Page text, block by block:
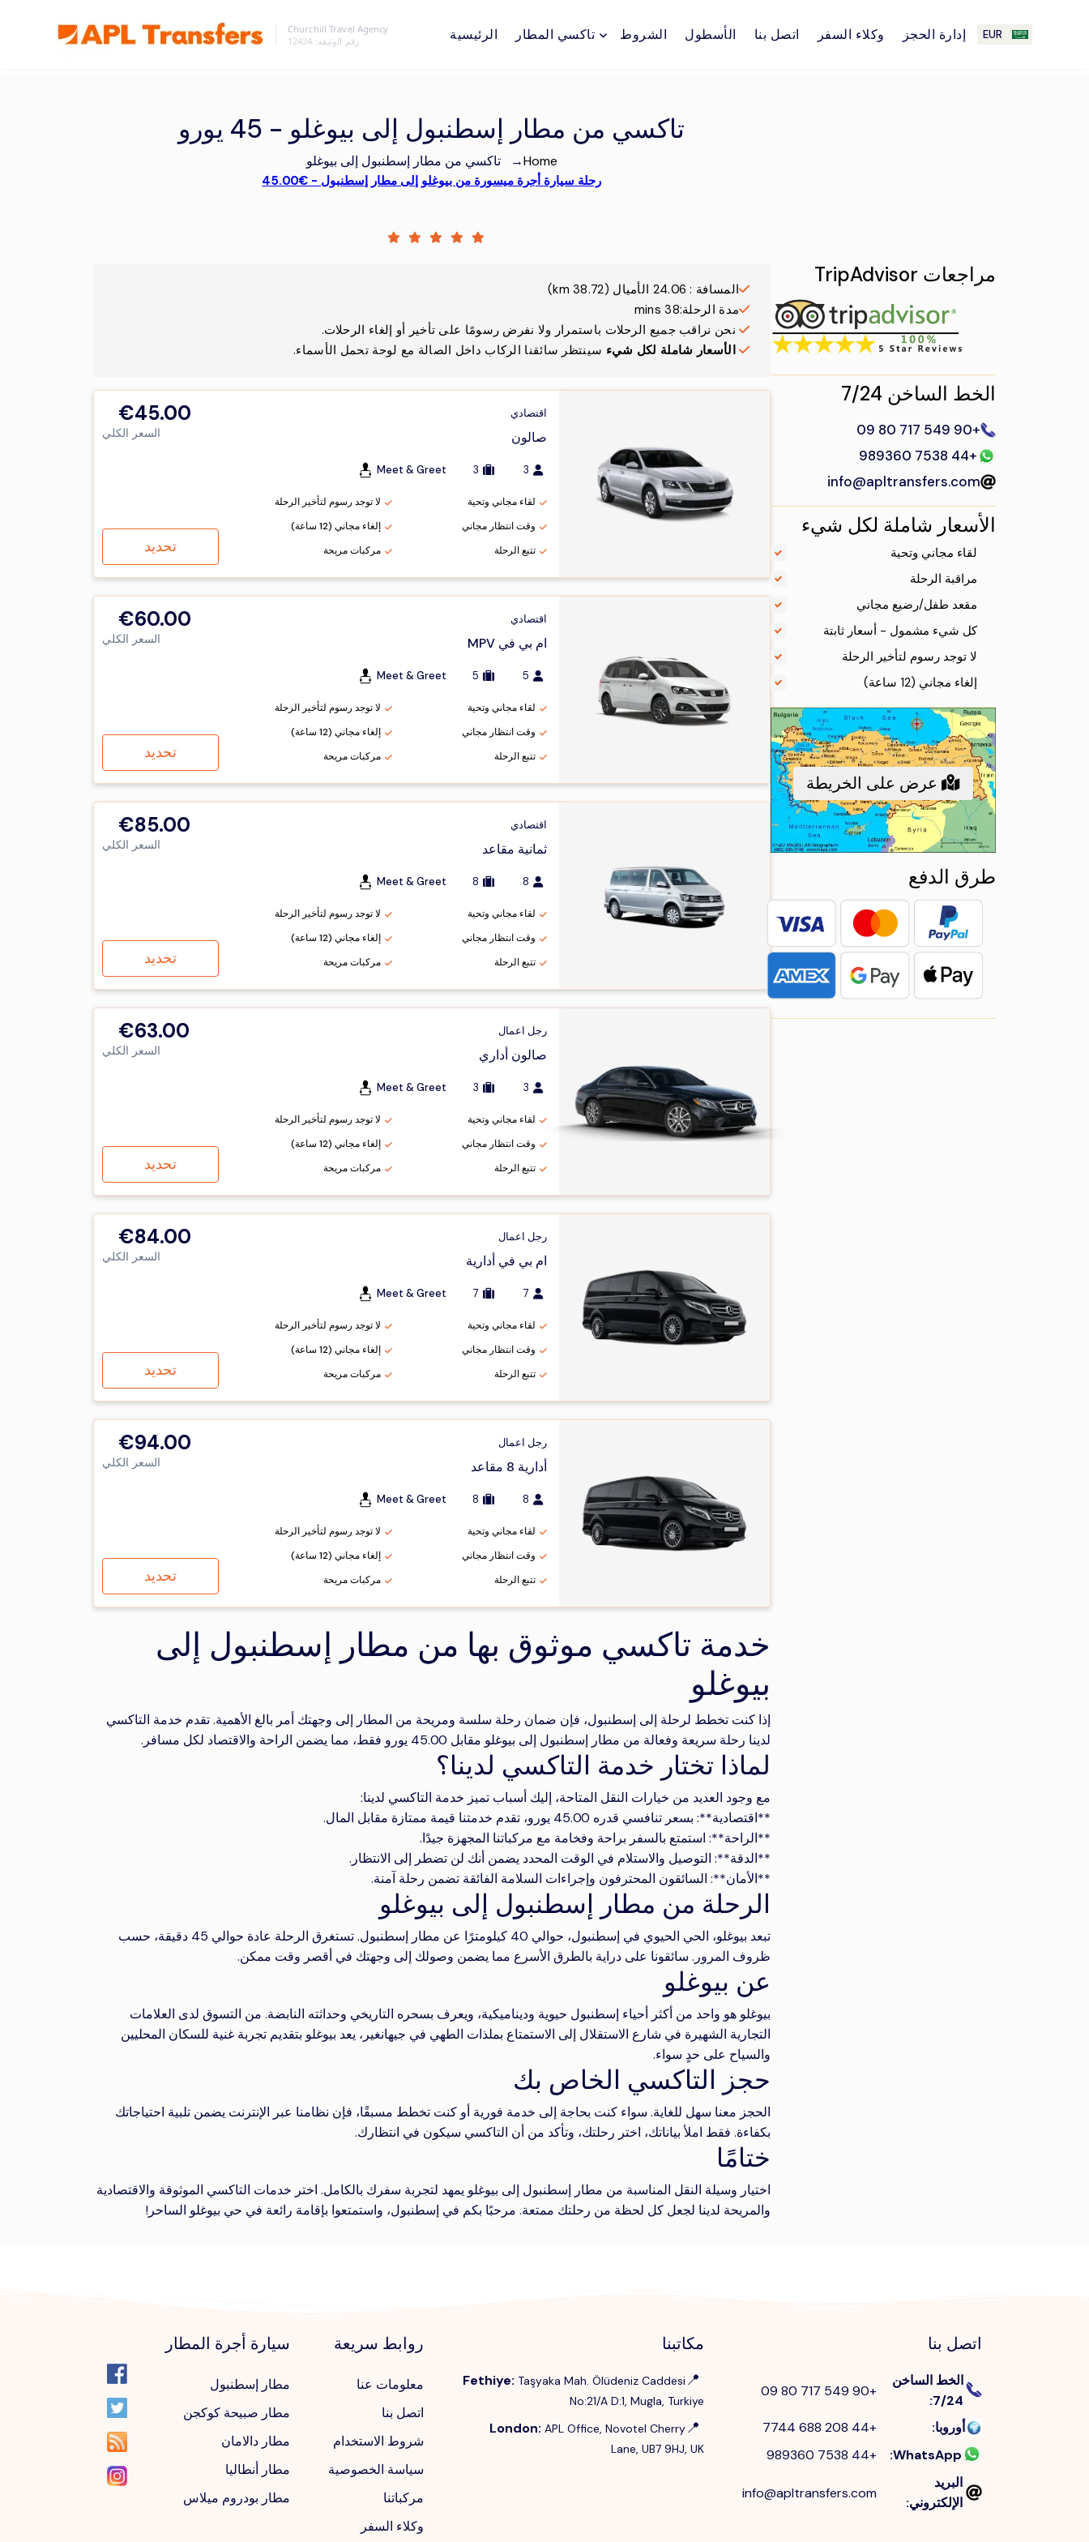
Churchill Travel Agency
رقم الوثيقة: 12424 الرئيسية تاكسي المطار الشروط الأسطول اتصل بنا وكلاء السفر إدارة الحجز EUR
مراجعات TripAdvisor
الخط الساخن 7/24
+90 549 717 80 09
+44 7538 989360
info@apltransfers.com
الأسعار شاملة لكل شيء
لقاء مجاني وتحية
مراقبة الرحلة
مقعد طفل/رضيع مجاني
كل شيء مشمول - أسعار ثابتة
لا توجد رسوم لتأخير الرحلة
إلغاء مجاني (12 ساعة)
عرض على الخريطة
طرق الدفع
تاكسي من مطار إسطنبول إلى بيوغلو - 45 يورو
Home
→ تاكسي من مطار إسطنبول إلى بيوغلو
رحلة سيارة أجرة ميسورة من بيوغلو إلى مطار إسطنبول - €45.00
المسافة :
24.06 الأميال (
38.72
km)
مدة الرحلة:
38 mins
نحن نراقب جميع الرحلات باستمرار ولا نفرض رسومًا على تأخير أو إلغاء الرحلات.
الأسعار شاملة لكل شيء سينتظر سائقنا الركاب داخل الصالة مع لوحة تحمل الأسماء.
اقتصادي
صالون
3
3
Meet & Greet
لقاء مجاني وتحية
لا توجد رسوم لتأخير الرحلة
وقت انتظار مجاني
إلغاء مجاني (12 ساعة)
تتبع الرحلة
مركبات مريحة
€45.00
السعر الكلي
تحديد
اقتصادي
ام بي في MPV
5
5
Meet & Greet
لقاء مجاني وتحية
لا توجد رسوم لتأخير الرحلة
وقت انتظار مجاني
إلغاء مجاني (12 ساعة)
تتبع الرحلة
مركبات مريحة
€60.00
السعر الكلي
تحديد
اقتصادي
ثمانية مقاعد
8
8
Meet & Greet
لقاء مجاني وتحية
لا توجد رسوم لتأخير الرحلة
وقت انتظار مجاني
إلغاء مجاني (12 ساعة)
تتبع الرحلة
مركبات مريحة
€85.00
السعر الكلي
تحديد
رجل اعمال
صالون أداري
3
3
Meet & Greet
لقاء مجاني وتحية
لا توجد رسوم لتأخير الرحلة
وقت انتظار مجاني
إلغاء مجاني (12 ساعة)
تتبع الرحلة
مركبات مريحة
€63.00
السعر الكلي
تحديد
رجل اعمال
ام بي في أدارية
7
7
Meet & Greet
لقاء مجاني وتحية
لا توجد رسوم لتأخير الرحلة
وقت انتظار مجاني
إلغاء مجاني (12 ساعة)
تتبع الرحلة
مركبات مريحة
€84.00
السعر الكلي
تحديد
رجل اعمال
أدارية 8 مقاعد
8
8
Meet & Greet
لقاء مجاني وتحية
لا توجد رسوم لتأخير الرحلة
وقت انتظار مجاني
إلغاء مجاني (12 ساعة)
تتبع الرحلة
مركبات مريحة
€94.00
السعر الكلي
تحديد
خدمة تاكسي موثوق بها من مطار إسطنبول إلى
بيوغلو
إذا كنت تخطط لرحلة إلى إسطنبول، فإن ضمان رحلة سلسة ومريحة من المطار إلى وجهتك أمر بالغ الأهمية. تقدم خدمة التاكسي
لدينا رحلة سريعة وفعالة من مطار إسطنبول إلى بيوغلو مقابل 45.00 يورو فقط، مما يضمن الراحة والاقتصاد لكل مسافر.
لماذا تختار خدمة التاكسي لدينا؟
مع وجود العديد من خيارات النقل المتاحة، إليك أسباب تميز خدمة التاكسي لدينا:
**اقتصادية**: بسعر تنافسي قدره 45.00 يورو، تقدم خدمتنا قيمة ممتازة مقابل المال.
**الراحة**: استمتع بالسفر براحة وفخامة مع مركباتنا المجهزة جيدًا.
**الدقة**: التوصيل والاستلام في الوقت المحدد يضمن أنك لن تضطر إلى الانتظار.
**الأمان**: السائقون المحترفون وإجراءات السلامة الفائقة تضمن رحلة آمنة.
الرحلة من مطار إسطنبول إلى بيوغلو
تبعد بيوغلو، الحي الحيوي في إسطنبول، حوالي 40 كيلومترًا عن مطار إسطنبول. تستغرق الرحلة عادة حوالي 45 دقيقة، حسب
ظروف المرور. سائقونا على دراية بالطرق الأسرع مما يضمن وصولك إلى وجهتك في أقصر وقت ممكن.
عن بيوغلو
بيوغلو هو واحد من أكثر أحياء إسطنبول حيوية وديناميكية، ويعرف بسحره التاريخي وحداثته النابضة. من التسوق لدى العلامات
التجارية الشهيرة في شارع الاستقلال إلى الاستمتاع بملذات الطهي في جيهانغير، يعد بيوغلو بتقديم تجربة غنية للسكان المحليين
والسياح على حدٍ سواء.
حجز التاكسي الخاص بك
الحجز معنا سهل للغاية. سواء كنت بحاجة إلى خدمة فورية أو كنت تخطط مسبقًا، فإن نظامنا عبر الإنترنت يضمن تلبية احتياجاتك
بكفاءة. فقط املأ بياناتك، اختر رحلتك، وتأكد من أن التاكسي سيكون في انتظارك.
ختامًا
اختيار وسيلة النقل المناسبة من مطار إسطنبول إلى بيوغلو يمهد لتجربة سفرك بالكامل. اختر خدمات التاكسي الموثوقة والاقتصادية
والمريحة لدينا لجعل كل لحظة من رحلتك ممتعة. مرحبًا بكم في إسطنبول، واستمتعوا بإقامة رائعة في حي بيوغلو الساحر!
اتصل بنا
الخط الساخن
7/24
:
+90 549 717 80 09
أوروبا:
+44 208 688 7744
WhatsApp
:
+44 7538 989360
البريد
الإلكتروني:
info@apltransfers.com
مكاتبنا
📍
Fethiye: Taşyaka Mah. Ölüdeniz Caddesi
No:21/A D:1, Mugla, Turkiye
📍
London: APL Office, Novotel Cherry
Lane, UB7 9HJ, UK
روابط سريعة
معلومات عنا
اتصل بنا
شروط الاستخدام
سياسة الخصوصية
مركباتنا
وكلاء السفر
سيارة أجرة المطار
مطار إسطنبول
مطار صبيحة كوكجن
مطار دالامان
مطار أنطاليا
مطار بودروم ميلاس